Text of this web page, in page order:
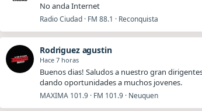
No anda Internet
Radio Ciudad · FM 88.1 · Reconquista
Rodriguez agustin
Hace 7 horas
Buenos dias! Saludos a nuestro gran
dando oportunidades a muchos jovenes.
MAXIMA 101.9 · FM 101.9 · Neuquen